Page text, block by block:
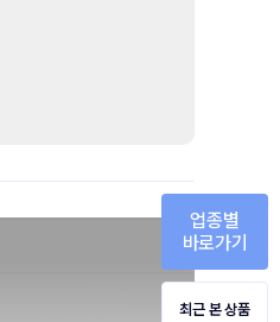
업종별
바로가기
최근 본 상품